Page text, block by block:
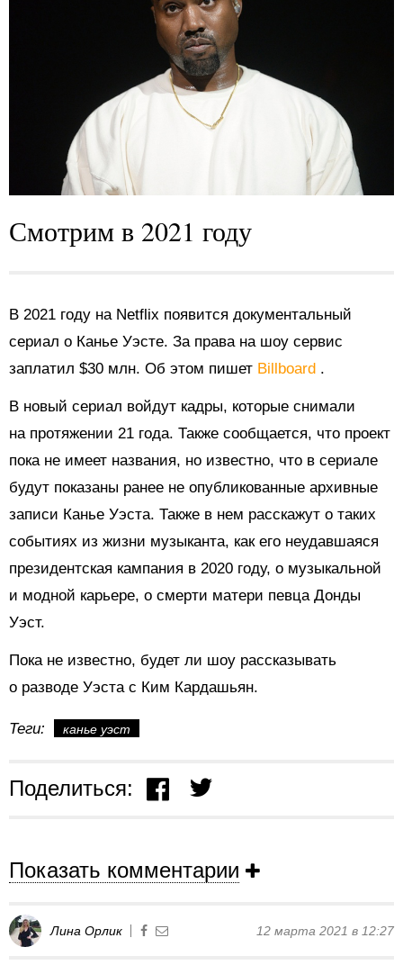
Смотрим в 2021 году
В 2021 году на Netflix появится документальный
сериал о Канье Уэсте. За права на шоу сервис
заплатил $30 млн. Об этом пишет Billboard .
В новый сериал войдут кадры, которые снимали
на протяжении 21 года. Также сообщается, что проект
пока не имеет названия, но известно, что в сериале
будут показаны ранее не опубликованные архивные
записи Канье Уэста. Также в нем расскажут о таких
событиях из жизни музыканта, как его неудавшаяся
президентская кампания в 2020 году, о музыкальной
и модной карьере, о смерти матери певца Донды
Уэст.
Пока не известно, будет ли шоу рассказывать
о разводе Уэста с Ким Кардашьян.
Теги: канье уэст
Поделиться:
Показать комментарии
Лина Орлик 12 марта 2021 в 12:27